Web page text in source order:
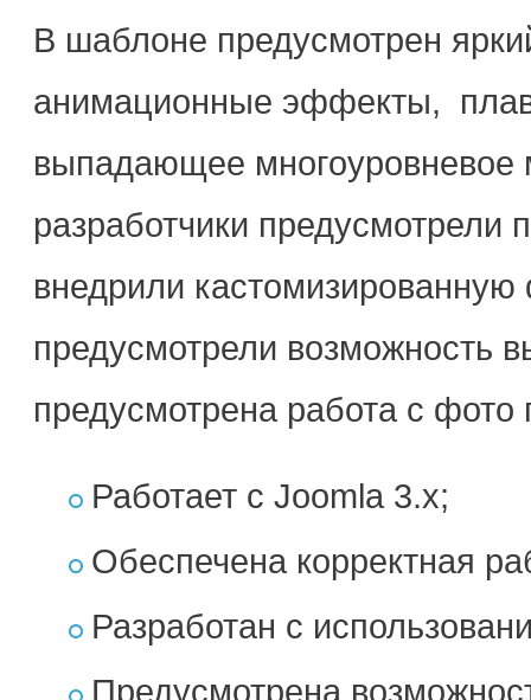
В шаблоне предусмотрен
анимационные эффекты,
выпадающее
разработчики предусмотрели
внедрили
предусмотрели возможность
предусмотрена работа с фото
Работает с Joomla 3.x;
Обеспечена корректная
Разработан с
Предусмотрена